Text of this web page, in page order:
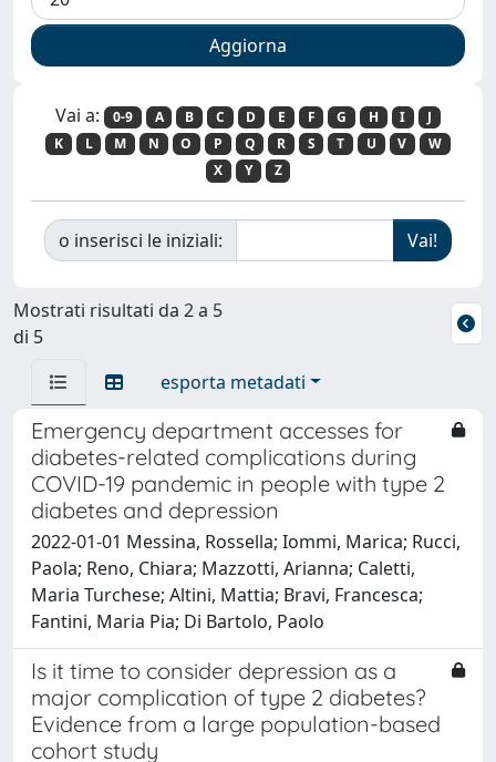
Vai a: 0-9 A B C D E F G H I
J
K
L M N O P Q R S T U V
W
X
Y Z
o inserisci le iniziali:
Mostrati risultati da 2 a 5
di 5
esporta metadati
Emergency department accesses for
diabetes-related complications during
COVID-19 pandemic in people with type 2
diabetes and depression
2022-01-01 Messina, Rossella; Iommi, Marica; Rucci,
Paola; Reno, Chiara; Mazzotti, Arianna; Caletti,
Maria Turchese; Altini, Mattia; Bravi, Francesca;
Fantini, Maria Pia; Di Bartolo, Paolo
Is it time to consider depression as a
major complication of type 2 diabetes?
Evidence from a large population-based
cohort study